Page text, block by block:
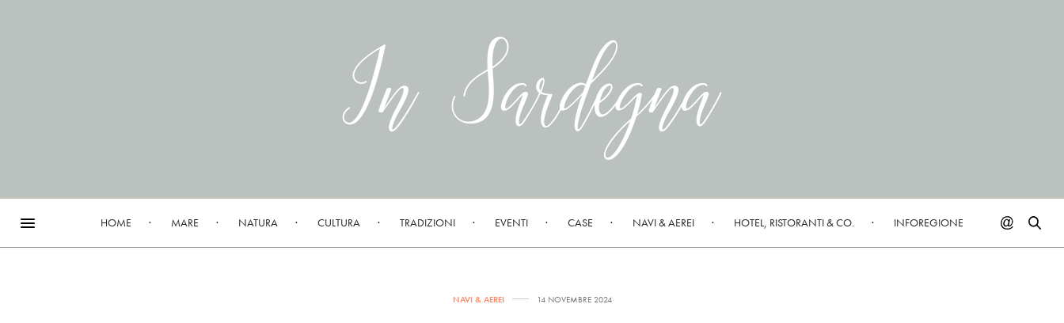
HOME MARE NATURA CULTURA TRADIZIONI EVENTI CASE NAVI & AEREI HOTEL, RISTORANTI & CO. INFOREGIONE
NAVI & AEREI 14 NOVEMBRE 2024